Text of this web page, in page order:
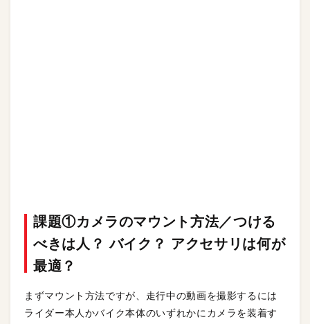
課題①カメラのマウント方法／つける
べきは人？ バイク？ アクセサリは何が
最適？
まずマウント方法ですが、走行中の動画を撮影するには
ライダー本人かバイク本体のいずれかにカメラを装着す